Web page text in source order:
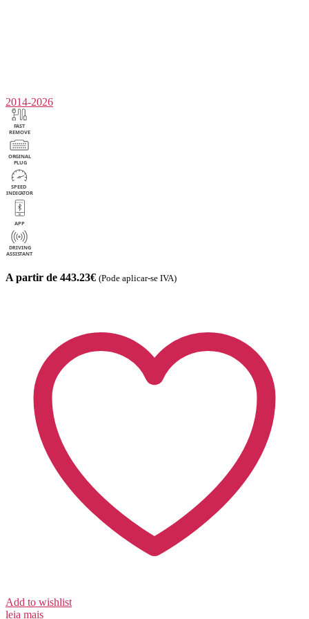
2014-2026
A partir de 443.23€ (Pode aplicar-se IVA)
Add to wishlist
leia mais